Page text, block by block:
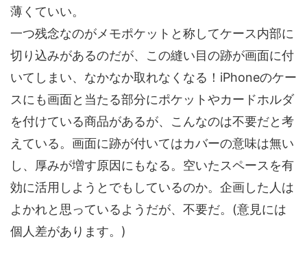
薄くていい。
一つ残念なのがメモポケットと称してケース内部に
切り込みがあるのだが、この縫い目の跡が画面に付
いてしまい、なかなか取れなくなる！iPhoneのケー
スにも画面と当たる部分にポケットやカードホルダ
を付けている商品があるが、こんなのは不要だと考
えている。画面に跡が付いてはカバーの意味は無い
し、厚みが増す原因にもなる。空いたスペースを有
効に活用しようとでもしているのか。企画した人は
よかれと思っているようだが、不要だ。(意見には
個人差があります。)